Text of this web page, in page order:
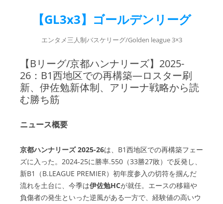
【GL3x3】ゴールデンリーグ
エンタメ三人制バスケリーグ/Golden league 3×3
【Bリーグ/京都ハンナリーズ】2025-
26：B1西地区での再構築—ロスター刷
新、伊佐勉新体制、アリーナ戦略から読
む勝ち筋
ニュース概要
京都ハンナリーズ 2025-26は、B1西地区での再構築フェー
ズに入った。2024-25に勝率.550（33勝27敗）で反発し、
新B1（B.LEAGUE PREMIER）初年度参入の切符を掴んだ
流れを土台に、今季は伊佐勉HCが就任。エースの移籍や
負傷者の発生といった逆風がある一方で、経験値の高いウ